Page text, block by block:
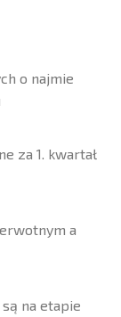
o najmie
za 1. kwartał
a
na etapie